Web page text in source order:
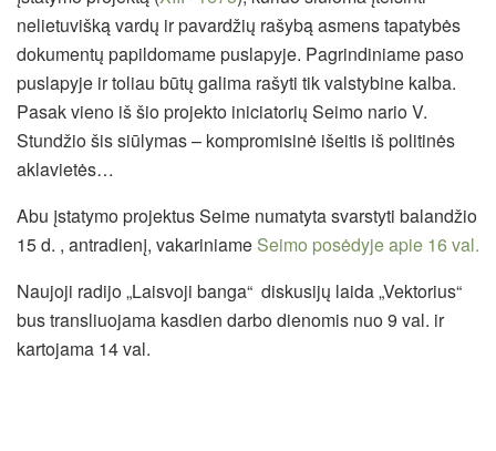
nelietuvišką vardų ir pavardžių rašybą asmens tapatybės
dokumentų papildomame puslapyje. Pagrindiniame paso
puslapyje ir toliau būtų galima rašyti tik valstybine kalba.
Pasak vieno iš šio projekto iniciatorių Seimo nario V.
Stundžio šis siūlymas – kompromisinė išeitis iš politinės
aklavietės…
Abu įstatymo projektus Seime numatyta svarstyti balandžio
15 d. , antradienį, vakariniame Seimo posėdyje apie 16 val.
Naujoji radijo „Laisvoji banga“ diskusijų laida „Vektorius“
bus transliuojama kasdien darbo dienomis nuo 9 val. ir
kartojama 14 val.